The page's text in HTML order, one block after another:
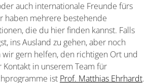
auch internationale Freunde fürs
haben mehrere bestehende
die du hier finden kannst. Falls
ins Ausland zu gehen, aber noch
wir gern helfen, den richtigen Ort und
Kontakt in unserem Team für
ist Prof. Matthias Ehrhardt.